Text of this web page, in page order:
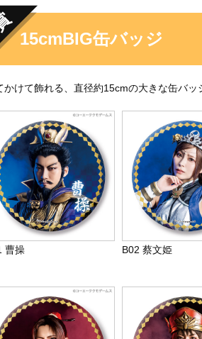
15cmBIG缶バッジ
かけて飾れる、直径約15cmの大きな缶バッ
曹操 B02 蔡文姫